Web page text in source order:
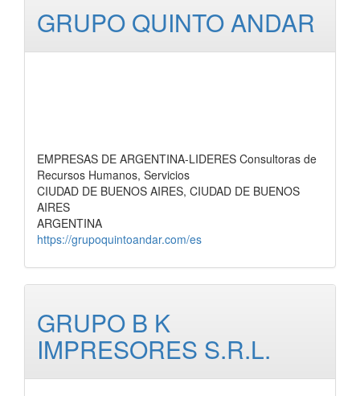
GRUPO QUINTO ANDAR
EMPRESAS DE ARGENTINA-LIDERES Consultoras de
Recursos Humanos, Servicios
CIUDAD DE BUENOS AIRES, CIUDAD DE BUENOS
AIRES
ARGENTINA
https://grupoquintoandar.com/es
GRUPO B K
IMPRESORES S.R.L.